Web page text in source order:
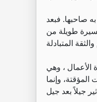
صاحبها. فبعد
طويلة من
الأعمال ، وهي
المؤقتة، وإنما